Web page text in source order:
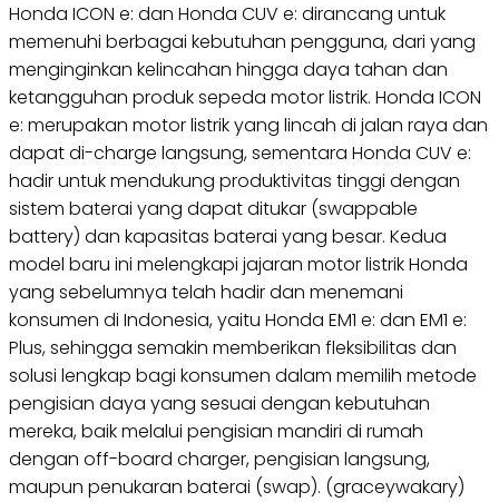
Honda ICON e: dan Honda CUV e: dirancang untuk
memenuhi berbagai kebutuhan pengguna, dari yang
menginginkan kelincahan hingga daya tahan dan
ketangguhan produk sepeda motor listrik. Honda ICON
e: merupakan motor listrik yang lincah di jalan raya dan
dapat di-charge langsung, sementara Honda CUV e:
hadir untuk mendukung produktivitas tinggi dengan
sistem baterai yang dapat ditukar (swappable
battery) dan kapasitas baterai yang besar. Kedua
model baru ini melengkapi jajaran motor listrik Honda
yang sebelumnya telah hadir dan menemani
konsumen di Indonesia, yaitu Honda EM1 e: dan EM1 e:
Plus, sehingga semakin memberikan fleksibilitas dan
solusi lengkap bagi konsumen dalam memilih metode
pengisian daya yang sesuai dengan kebutuhan
mereka, baik melalui pengisian mandiri di rumah
dengan off-board charger, pengisian langsung,
maupun penukaran baterai (swap). (graceywakary)